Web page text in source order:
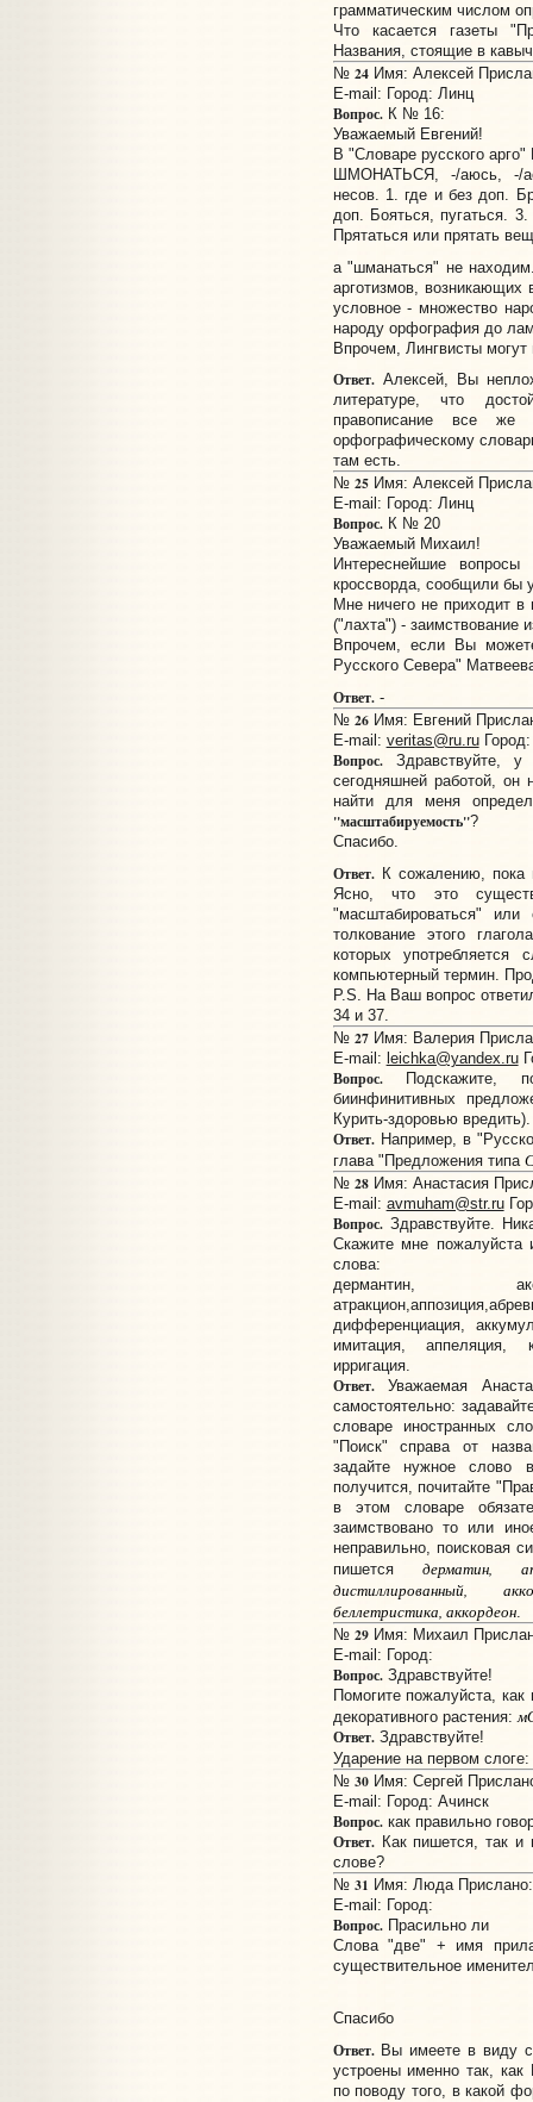
грамматическим числом
Что касается газеты
Названия, стоящие в
№ 24Имя: Алексей
E-mail: Город: Линц
Вопрос.К № 16:
Уважаемый Евгений!
В "Словаре русского
ШМОНАТЬСЯ, -/аюсь, -/
несов. 1. где и без доп.
доп. Бояться, пугаться.
Прятаться или прятать
а "шманаться" не
арготизмов,
условное - множество
народу орфография до
Впрочем, Лингвисты могут
Ответ.Алексей, Вы
литературе, что
правописание все же
орфографическому
там есть.
№ 25Имя: Алексей
E-mail: Город: Линц
Вопрос.К № 20
Уважаемый Михаил!
Интереснейшие
кроссворда, сообщили бы
Мне ничего не приходит в
("лахта") - заимствование
Впрочем, если Вы
Русского Севера"
Ответ.-
№ 26Имя: Евгений
E-mail: veritas@ru.ruГород:
Вопрос.Здравствуйте, у
сегодняшней работой, он
найти для меня
"масштабируемость"?
Спасибо.
Ответ.К сожалению, пока
Ясно, что это
"масштабироваться"
толкование этого
которых употребляется
компьютерный термин.
P.S. На Ваш вопрос
34 и 37.
№ 27Имя: Валерия
E-mail: leichka@yandex.ru
Вопрос.Подскажите,
биинфинитивных
Курить-здоровью вредить).
Ответ.Например, в
глава "Предложения типа
№ 28Имя: Анастасия
E-mail: avmuham@str.ru
Вопрос.Здравствуйте.
Скажите мне пожалуйста
слова:
дермантин,
дифференциация,
имитация, аппеляция,
ирригация.
Ответ.Уважаемая
самостоятельно:
словаре иностранных
"Поиск" справа от
задайте нужное слово
получится, почитайте
в этом словаре
заимствовано то или
неправильно, поисковая
пишетсядерматин,
дистиллированный,
беллетристика, аккордеон.
№ 29Имя: Михаил
E-mail: Город:
Вопрос.Здравствуйте!
Помогите пожалуйста,
декоративного растения:
Ответ.Здравствуйте!
Ударение на первом слоге:
№ 30Имя: Сергей
E-mail: Город: Ачинск
Вопрос.как правильно
Ответ.Как пишется, так и
слове?
№ 31 Имя: Люда Прислано:
E-mail: Город:
Вопрос.Прасильно ли
Слова "две" + имя
существительное
Спасибо
Ответ.Вы имеете в виду
устроены именно так,
по поводу того, в какой